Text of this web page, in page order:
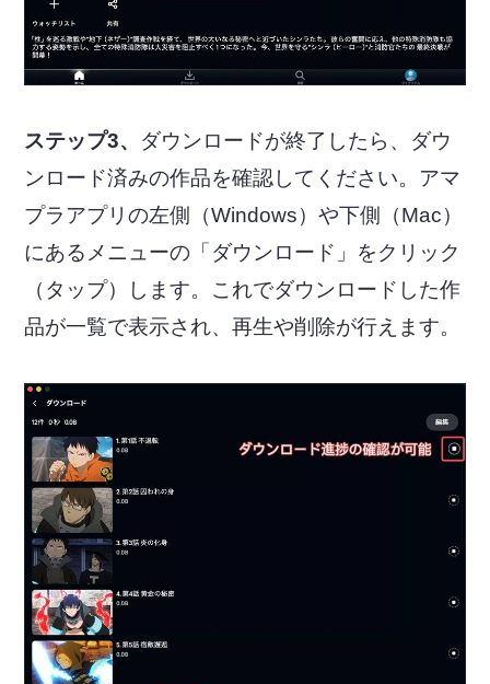
ステップ3、 ダウンロードが終了したら、ダウ
ンロード済みの作品を確認してください。アマ
プラアプリの左側（Windows）や下側（Mac）
にあるメニューの「ダウンロード」をクリック
（タップ）します。これでダウンロードした作
品が一覧で表示され、再生や削除が行えます。